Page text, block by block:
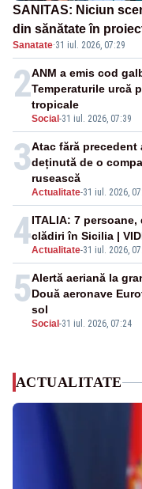
SANITAS: Niciun
din sănătate în
Sanatate·31 iul. 2026, 07:29
2
Social -31 iul. 2026, 07:39
ANM a emis cod
Temperaturile urcă
tropicale
3
Actualitate-31 iul. 2026,
Atac fără precedent
deținută de o
rusească
4Actualitate-31 iul. 2026,
ITALIA: 7
clădiri în Sicilia |
5
Social -31 iul. 2026, 07:24
Alertă aeriană la
Două aeronave
sol
ACTUALITATE